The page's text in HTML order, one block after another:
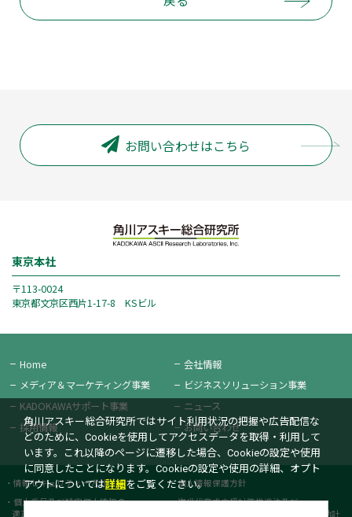
お問い合わせはこちら
東京本社
〒113-0024
東京都文京区西片1-17-8 KSビル
Home
会社情報
メディア＆マーケティング事業 ビジネスソリューション事業
KADOKAWAサポート事業
ニュース
採用情報
お問い合わせ
情報セキュリティー方針
個人情報保護方針
個人番号及び特定個人情報の
適正な取扱いに関する基本方針
次世代育成支援対策推進法及び
女性活躍推進法に基づく一般事業主行動計
角川アスキー総合研究所ではサイト利用状況の把握や広告配信な
どのために、Cookieを使用してアクセスデータを取得・利用して
います。これ以降のページに遷移した場合、Cookieの設定や使用
に同意したことになります。Cookieの設定や使用の詳細、オプト
アウトについては詳細 をご覧ください。